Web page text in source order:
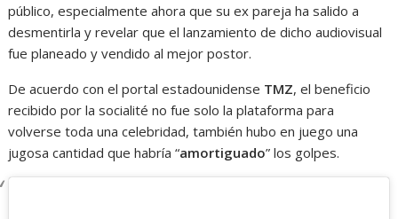
público, especialmente ahora que su ex pareja ha salido a
desmentirla y revelar que el lanzamiento de dicho audiovisual
fue planeado y vendido al mejor postor.
De acuerdo con el portal estadounidense TMZ, el beneficio
recibido por la socialité no fue solo la plataforma para
volverse toda una celebridad, también hubo en juego una
jugosa cantidad que habría “amortiguado” los golpes.